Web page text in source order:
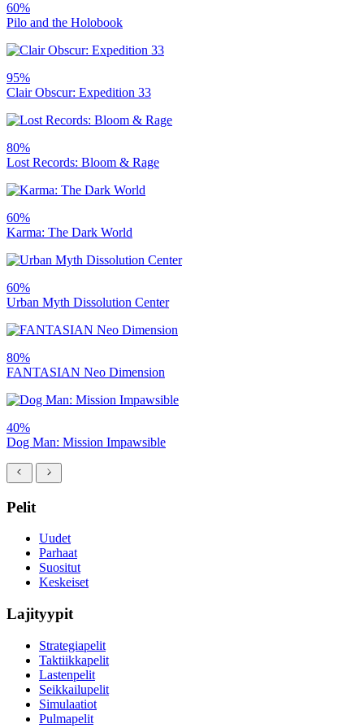
60%
Pilo and the Holobook
95%
Clair Obscur: Expedition 33
80%
Lost Records: Bloom & Rage
60%
Karma: The Dark World
60%
Urban Myth Dissolution Center
80%
FANTASIAN Neo Dimension
40%
Dog Man: Mission Impawsible
Pelit
Uudet
Parhaat
Suositut
Keskeiset
Lajityypit
Strategiapelit
Taktiikkapelit
Lastenpelit
Seikkailupelit
Simulaatiot
Pulmapelit